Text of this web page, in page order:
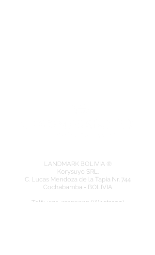
LANDMARK BOLIVIA ®
Korysuyo SRL.
C. Lucas Mendoza de la Tapia Nr. 744
Cochabamba - BOLIVIA
​Telf.: +591-72130003 (Whatsapp)